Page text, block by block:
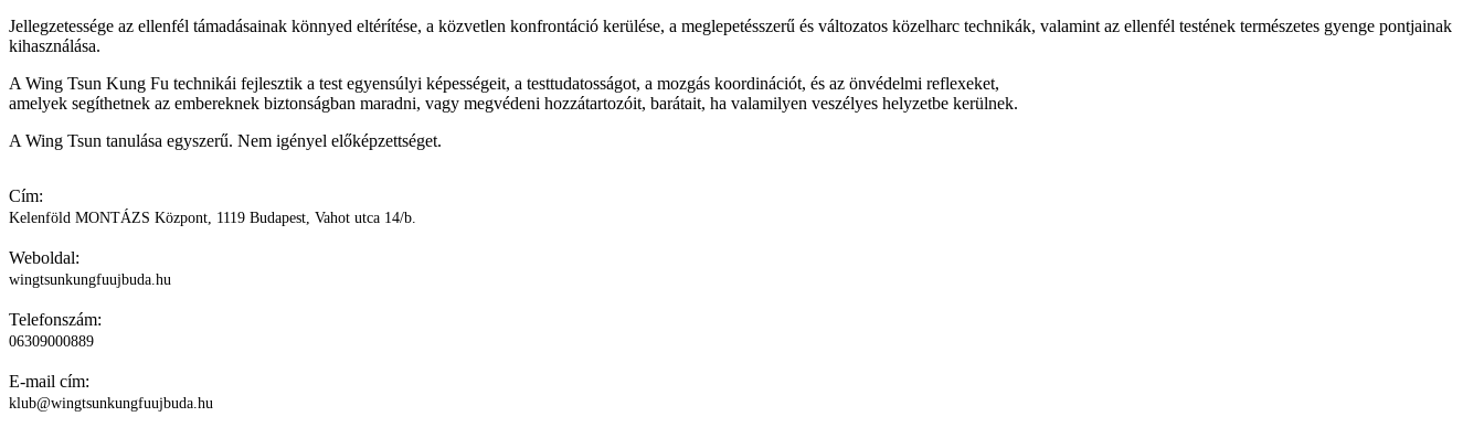
Jellegzetessége az ellenfél támadásainak könnyed eltérítése, a közvetlen konfrontáció kerülése, a meglepetésszerű és változatos közelharc technikák, valamint az ellenfél testének természetes gyenge pontjainak
kihasználása.
A Wing Tsun Kung Fu technikái fejlesztik a test egyensúlyi képességeit, a testtudatosságot, a mozgás koordinációt, és az önvédelmi reflexeket,
amelyek segíthetnek az embereknek biztonságban maradni, vagy megvédeni hozzátartozóit, barátait, ha valamilyen veszélyes helyzetbe kerülnek.
A Wing Tsun tanulása egyszerű. Nem igényel előképzettséget.
Cím:
Kelenföld MONTÁZS Központ, 1119 Budapest, Vahot utca 14/b.
Weboldal:
wingtsunkungfuujbuda.hu
Telefonszám:
06309000889
E-mail cím:
klub@wingtsunkungfuujbuda.hu